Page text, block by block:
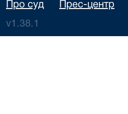
Про суд Прес-центр
v1.38.1